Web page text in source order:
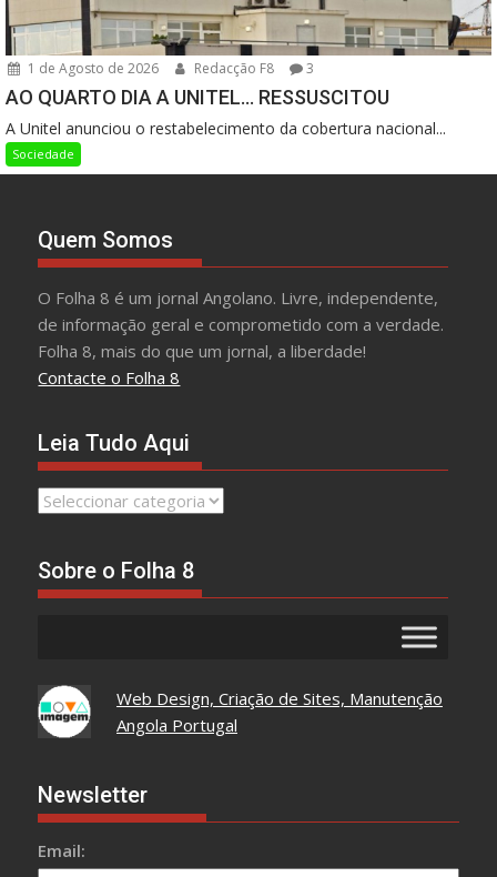
1 de Agosto de 2026 Redacção F8 3
AO QUARTO DIA A UNITEL… RESSUSCITOU
A Unitel anunciou o restabelecimento da cobertura nacional...
Sociedade
Quem Somos
O Folha 8 é um jornal Angolano. Livre, independente,
de informação geral e comprometido com a verdade.
Folha 8, mais do que um jornal, a liberdade!
Contacte o Folha 8
Leia Tudo Aqui
Leia
Sobre o Folha 8
Web Design, Criação de Sites, Manutenção
Angola Portugal
Newsletter
Email: